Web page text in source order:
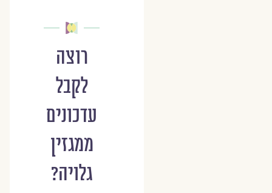
רוצה
לקבל
עדכונים
ממגזין
גלויה?